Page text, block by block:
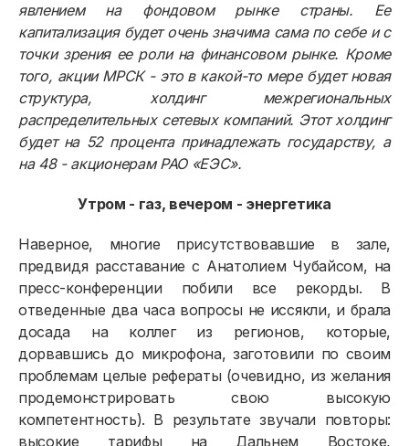
явлением на фондовом рынке страны. Ее
капитализация будет очень значима сама по себе и с
точки зрения ее роли на финансовом рынке. Кроме
того, акции МРСК - это в какой-то мере будет новая
структура, холдинг межрегиональных
распределительных сетевых компаний. Этот холдинг
будет на 52 процента принадлежать государству, а
на 48 - акционерам РАО «ЕЭС».
Утром - газ, вечером - энергетика
Наверное, многие присутствовавшие в зале,
предвидя расставание с Анатолием Чубайсом, на
пресс-конференции побили все рекорды. В
отведенные два часа вопросы не иссякли, и брала
досада на коллег из регионов, которые,
дорвавшись до микрофона, заготовили по своим
проблемам целые рефераты (очевидно, из желания
продемонстрировать свою высокую
компетентность). В результате звучали повторы:
высокие тарифы на Дальнем Востоке,